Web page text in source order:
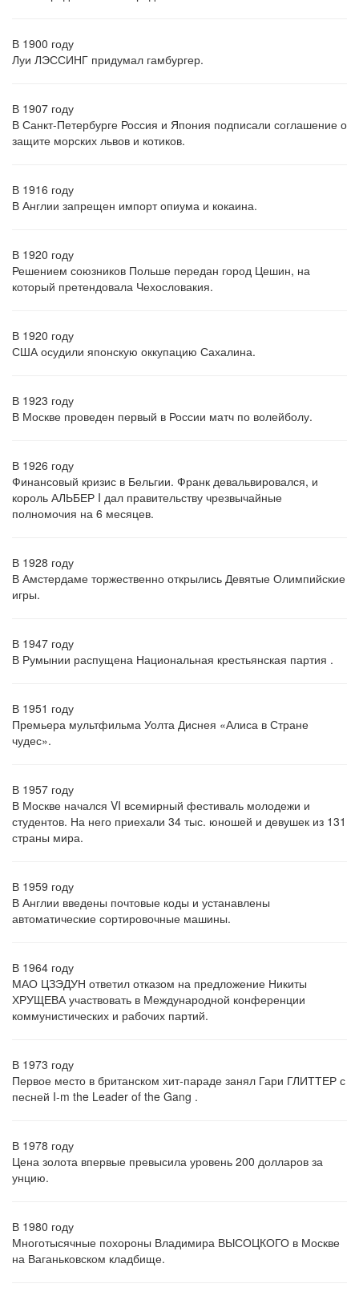
В 1900 году
Луи ЛЭССИНГ придумал гамбургер.
В 1907 году
В Санкт-Петербурге Россия и Япония подписали соглашение о
защите морских львов и котиков.
В 1916 году
В Англии запрещен импорт опиума и кокаина.
В 1920 году
Решением союзников Польше передан город Цешин, на
который претендовала Чехословакия.
В 1920 году
США осудили японскую оккупацию Сахалина.
В 1923 году
В Москве проведен первый в России матч по волейболу.
В 1926 году
Финансовый кризис в Бельгии. Франк девальвировался, и
король АЛЬБЕР I дал правительству чрезвычайные
полномочия на 6 месяцев.
В 1928 году
В Амстердаме торжественно открылись Девятые Олимпийские
игры.
В 1947 году
В Румынии распущена Национальная крестьянская партия .
В 1951 году
Премьера мультфильма Уолта Диснея «Алиса в Стране
чудес».
В 1957 году
В Москве начался VI всемирный фестиваль молодежи и
студентов. На него приехали 34 тыс. юношей и девушек из 131
страны мира.
В 1959 году
В Англии введены почтовые коды и устанавлены
автоматические сортировочные машины.
В 1964 году
МАО ЦЗЭДУН ответил отказом на предложение Никиты
ХРУЩЕВА участвовать в Международной конференции
коммунистических и рабочих партий.
В 1973 году
Первое место в британском хит-параде занял Гари ГЛИТТЕР с
песней I-m the Leader of the Gang .
В 1978 году
Цена золота впервые превысила уровень 200 долларов за
унцию.
В 1980 году
Многотысячные похороны Владимира ВЫСОЦКОГО в Москве
на Ваганьковском кладбище.